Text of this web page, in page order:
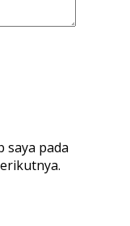
saya pada